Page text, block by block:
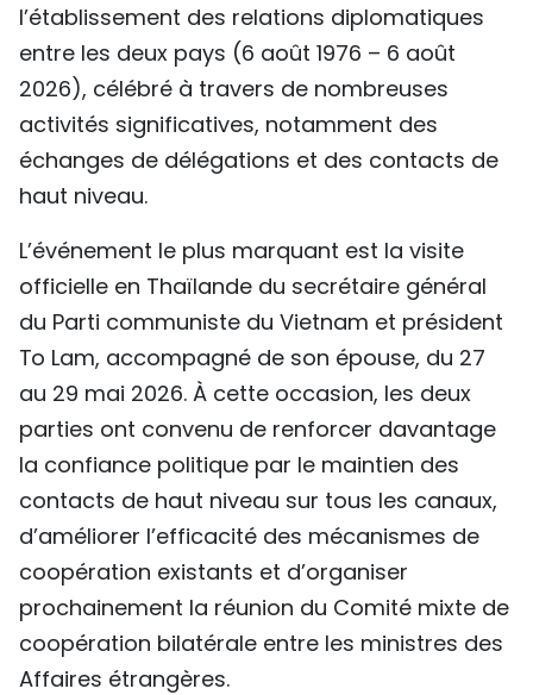
l’établissement des relations diplomatiques
entre les deux pays (6 août 1976 – 6 août
2026), célébré à travers de nombreuses
activités significatives, notamment des
échanges de délégations et des contacts de
haut niveau.
L’événement le plus marquant est la visite
officielle en Thaïlande du secrétaire général
du Parti communiste du Vietnam et président
To Lam, accompagné de son épouse, du 27
au 29 mai 2026. À cette occasion, les deux
parties ont convenu de renforcer davantage
la confiance politique par le maintien des
contacts de haut niveau sur tous les canaux,
d’améliorer l’efficacité des mécanismes de
coopération existants et d’organiser
prochainement la réunion du Comité mixte de
coopération bilatérale entre les ministres des
Affaires étrangères.